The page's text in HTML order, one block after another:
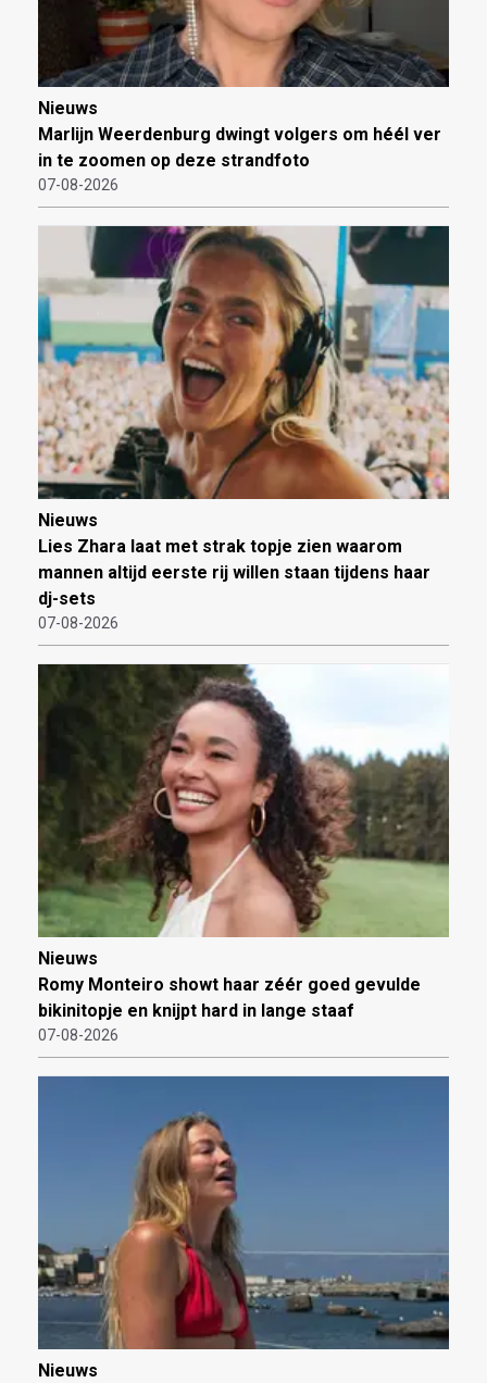
Nieuws
Marlijn Weerdenburg dwingt volgers om héél ver
in te zoomen op deze strandfoto
07-08-2026
Nieuws
Lies Zhara laat met strak topje zien waarom
mannen altijd eerste rij willen staan tijdens haar
dj-sets
07-08-2026
Nieuws
Romy Monteiro showt haar zéér goed gevulde
bikinitopje en knijpt hard in lange staaf
07-08-2026
Nieuws